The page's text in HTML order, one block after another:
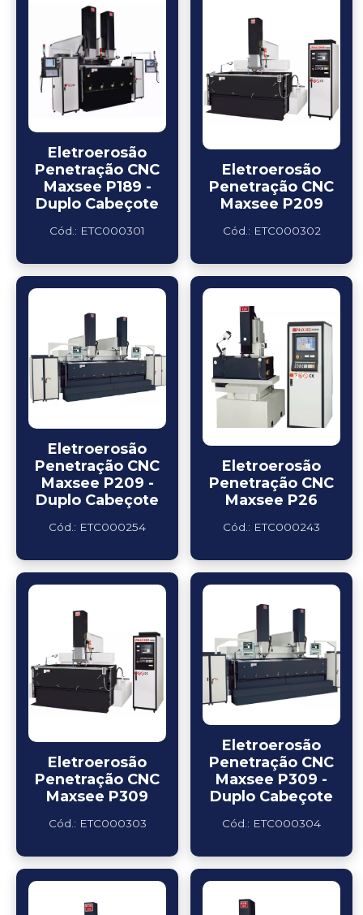
Eletroerosão
Penetração CNC
Maxsee P189 -
Duplo Cabeçote
Cód.: ETC000301
Eletroerosão
Penetração CNC
Maxsee P209
Cód.: ETC000302
Eletroerosão
Penetração CNC
Maxsee P209 -
Duplo Cabeçote
Cód.: ETC000254
Eletroerosão
Penetração CNC
Maxsee P26
Cód.: ETC000243
Eletroerosão
Penetração CNC
Maxsee P309
Cód.: ETC000303
Eletroerosão
Penetração CNC
Maxsee P309 -
Duplo Cabeçote
Cód.: ETC000304